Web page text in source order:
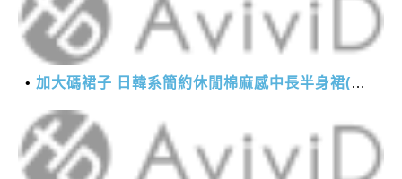
加大碼裙子 日韓系簡約休閒棉麻感中長半身裙(M-2XL)【XMS54038】＊艾美時尚(現+預)